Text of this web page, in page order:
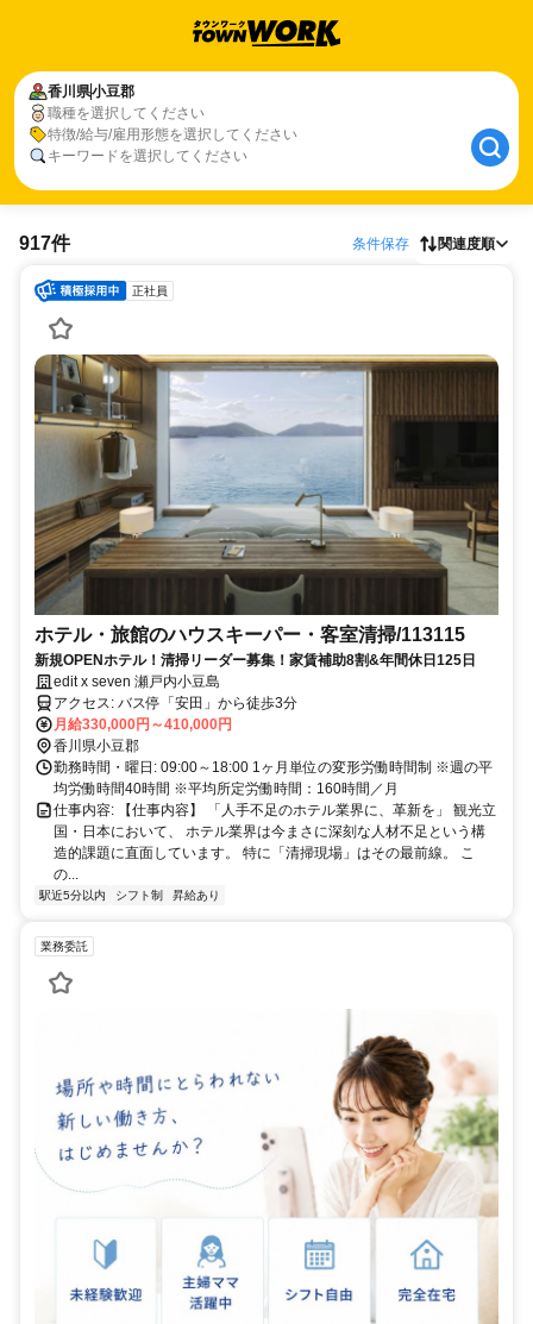
香川県小豆郡
職種を選択してください
特徴/給与/雇用形態を選択してください
キーワードを選択してください
917件 条件保存 関連度順
正社員
ホテル・旅館のハウスキーパー・客室清掃/113115
新規OPENホテル！清掃リーダー募集！家賃補助8割&年間休日125日
edit x seven 瀬戸内小豆島
アクセス: バス停「安田」から徒歩3分
月給330,000円～410,000円
香川県小豆郡
勤務時間・曜日: 09:00～18:00 1ヶ月単位の変形労働時間制 ※週の平
均労働時間40時間 ※平均所定労働時間：160時間／月
仕事内容: 【仕事内容】 「人手不足のホテル業界に、革新を」 観光立
国・日本において、 ホテル業界は今まさに深刻な人材不足という構
造的課題に直面しています。 特に「清掃現場」はその最前線。 こ
の...
駅近5分以内 シフト制 昇給あり
業務委託